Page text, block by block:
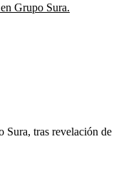
Grupo Sura.
Sura, tras revelación de